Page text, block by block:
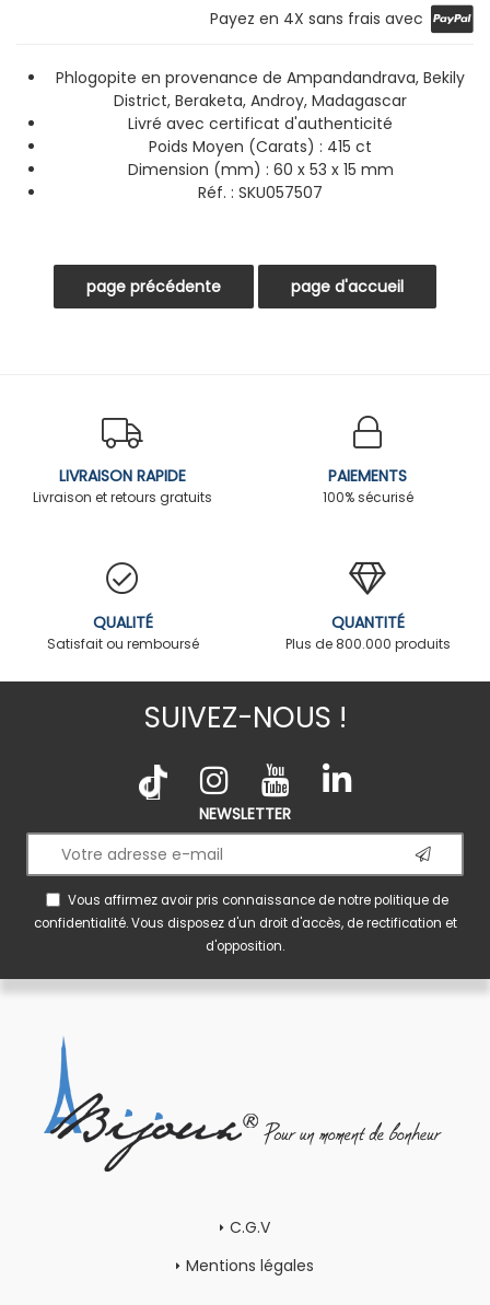
Payez en 4X sans frais avec
Phlogopite en provenance de Ampandandrava, Bekily
District, Beraketa, Androy, Madagascar
Livré avec certificat d'authenticité
Poids Moyen (Carats) : 415 ct
Dimension (mm) : 60 x 53 x 15 mm
Réf. : SKU057507
LIVRAISON RAPIDE
Livraison et retours gratuits
PAIEMENTS
100% sécurisé
QUALITÉ
Satisfait ou remboursé
QUANTITÉ
Plus de 800.000 produits
SUIVEZ-NOUS !
NEWSLETTER
Vous affirmez avoir pris connaissance de notrepolitique de
confidentialité. Vous disposez d'un droit d'accès, de rectification et
d'opposition.
C.G.V
Mentions légales